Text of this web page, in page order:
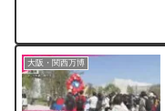
大阪・関西万博